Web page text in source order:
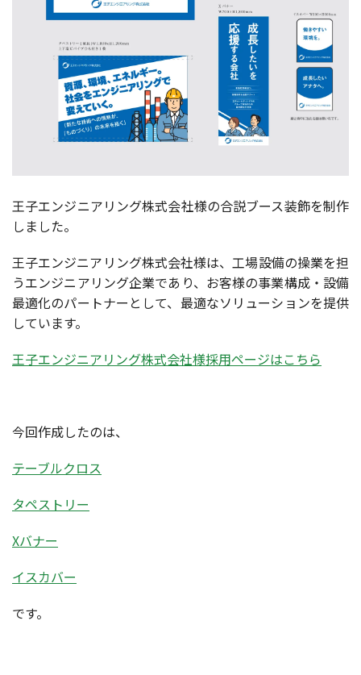
王子エンジニアリング株式会社様の合説ブース装飾を制作
しました。
王子エンジニアリング株式会社様は、工場設備の操業を担
うエンジニアリング企業であり、お客様の事業構成・設備
最適化のパートナーとして、最適なソリューションを提供
しています。
王子エンジニアリング株式会社様採用ページはこちら
今回作成したのは、
テーブルクロス
タペストリー
Xバナー
イスカバー
です。